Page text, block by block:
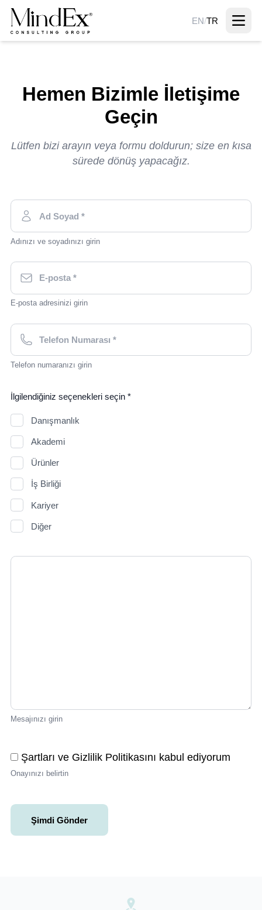
EN/TR
Hemen Bizimle İletişime
Geçin
Lütfen bizi arayın veya formu doldurun; size en kısa
sürede dönüş yapacağız.
Adınızı ve soyadınızı girin
E-posta adresinizi girin
Telefon numaranızı girin
İlgilendiğiniz seçenekleri seçin *
Danışmanlık
Akademi
Ürünler
İş Birliği
Kariyer
Diğer
Mesajınızı girin
Şartları ve Gizlilik Politikasını kabul ediyorum
Onayınızı belirtin